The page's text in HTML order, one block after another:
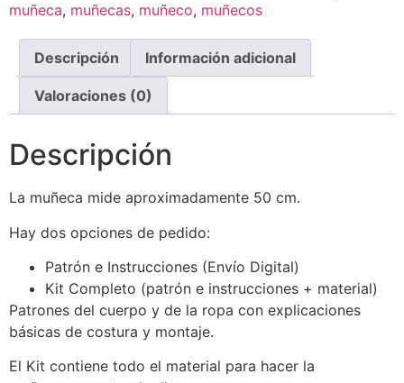
muñeca, muñecas, muñeco, muñecos
Descripción Información adicional
Valoraciones (0)
Descripción
La muñeca mide aproximadamente 50 cm.
Hay dos opciones de pedido:
Patrón e Instrucciones (Envío Digital)
Kit Completo (patrón e instrucciones + material)
Patrones del cuerpo y de la ropa con explicaciones
básicas de costura y montaje.
El Kit contiene todo el material para hacer la